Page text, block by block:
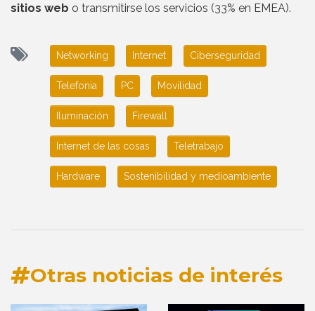
sitios web o transmitirse los servicios (33% en EMEA).
Networking Internet Ciberseguridad
Telefonia PC Movilidad
Iluminación Firewall
Internet de las cosas Teletrabajo
Hardware Sostenibilidad y medioambiente
Otras noticias de interés